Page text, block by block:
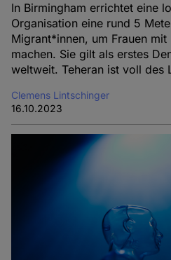
In Birmingham errichtet eine
Organisation eine rund 5
Migrant*innen, um Frauen
machen. Sie gilt als erstes
weltweit. Teheran ist voll des
Clemens Lintschinger
16.10.2023